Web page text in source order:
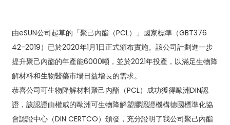
由eSUN公司起草的「聚己內酯（PCL）」國家標準（GBT376
42-2019）已於2020年1月1日正式頒布實施。該公司計劃進一步
提升聚己內酯的年產能6000噸，並於2021年投產，以滿足生物降
解材料和生物醫藥市場日益增長的需求。
恭喜公司可生物降解材料聚己內酯（PCL）成功獲得歐洲DIN認
證，該認證由權威的歐洲可生物降解塑膠認證機構德國標準化協
會認證中心（DIN CERTCO）頒發，充分證明了我公司聚己內酯